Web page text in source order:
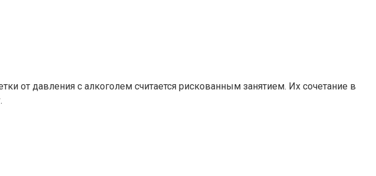
от давления с алкоголем считается рискованным занятием. Их сочетание в